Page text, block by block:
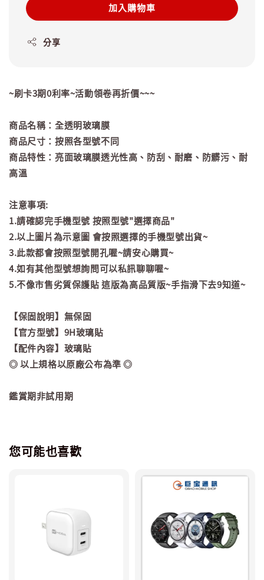
加入購物車
分享
~刷卡3期0利率~活動領卷再折價~~~
商品名稱：全透明玻璃膜
商品尺寸：按照各型號不同
商品特性：亮面玻璃膜透光性高、防刮、耐磨、防髒污、耐
高溫
注意事項:
1.請確認完手機型號 按照型號"選擇商品"
2.以上圖片為示意圖 會按照選擇的手機型號出貨~
3.此款都會按照型號開孔喔~請安心購買~
4.如有其他型號想詢問可以私訊聊聊喔~
5.不像市售劣質保護貼 這版為高品質版~手指滑下去9知道~
【保固說明】無保固
【官方型號】9H玻璃貼
【配件內容】玻璃貼
◎ 以上規格以原廠公布為準 ◎
鑑賞期非試用期
您可能也喜歡